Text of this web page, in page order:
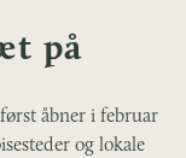
på
åbner i februar
og lokale